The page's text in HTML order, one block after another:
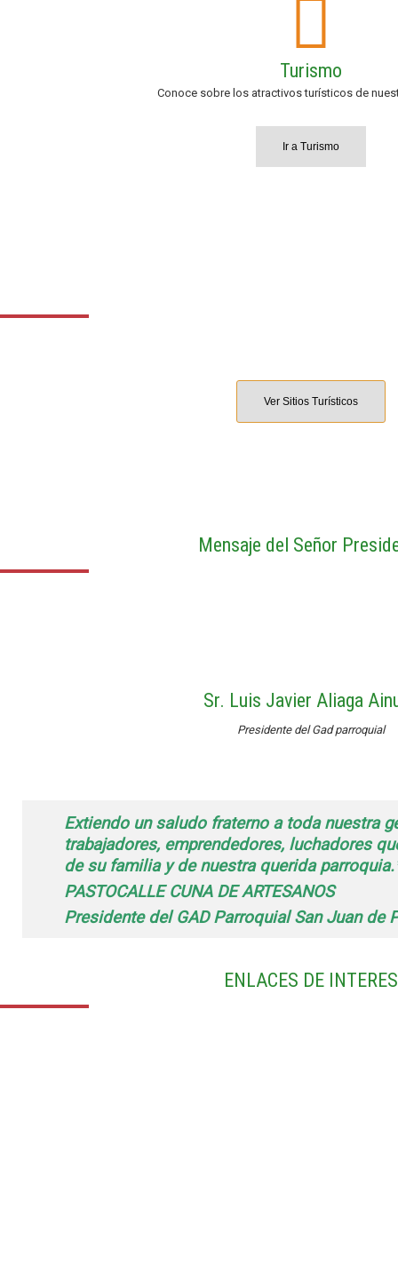
Turismo
Conoce sobre los atractivos turísticos de
Ir a Turismo
Ver Sitios Turísticos
Mensaje del Señor
Sr. Luis Javier Aliaga
Presidente del Gad parroquial
Extiendo un saludo fraterno a toda nuestra
trabajadores, emprendedores, luchadores
de su familia y de nuestra querida
PASTOCALLE CUNA DE ARTESANOS
Presidente del GAD Parroquial San Juan de
ENLACES DE INTERES